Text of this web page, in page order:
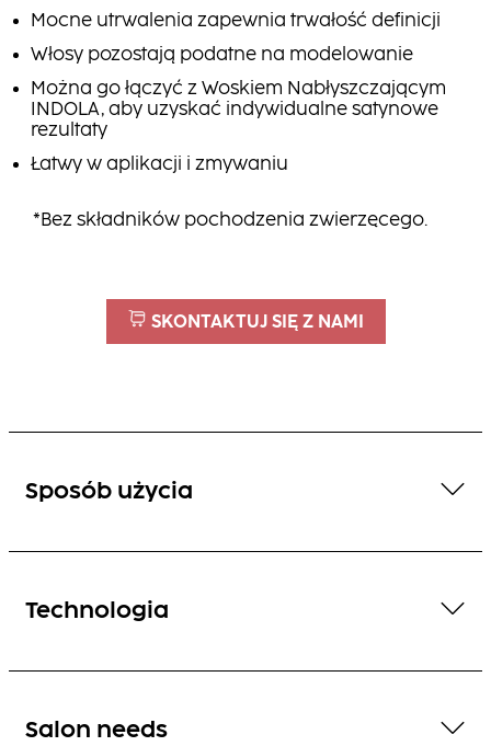
Mocne utrwalenia zapewnia trwałość definicji
Włosy pozostają podatne na modelowanie
Można go łączyć z Woskiem Nabłyszczającym
INDOLA, aby uzyskać indywidualne satynowe
rezultaty
Łatwy w aplikacji i zmywaniu
*Bez składników pochodzenia zwierzęcego.
SKONTAKTUJ SIĘ Z NAMI
Sposób użycia
Technologia
Salon needs